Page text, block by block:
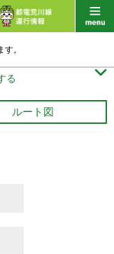
。
る 
ルート図